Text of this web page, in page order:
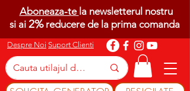
Despre Noi Suport Clienti
Aboneaza-te la newsletterul nostru
si ai 2%reducere de la prima comanda